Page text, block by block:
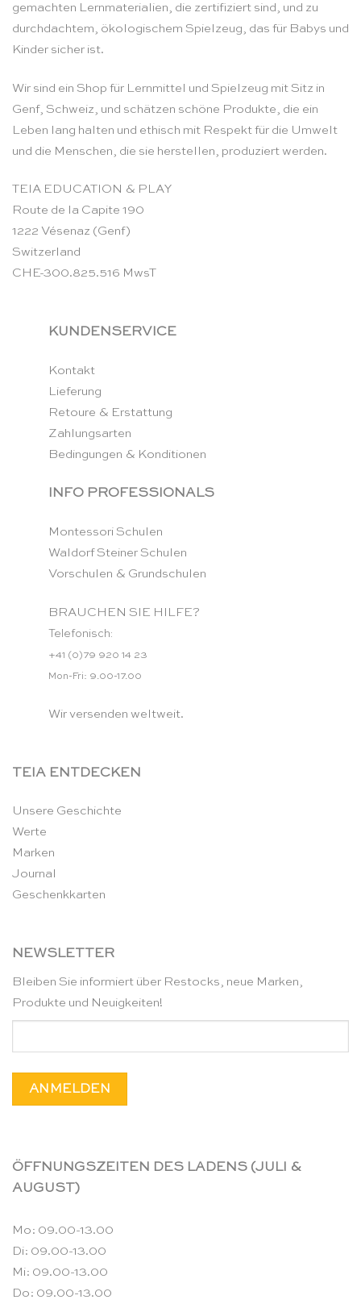
gemachten Lernmaterialien, die zertifiziert sind, und zu
durchdachtem, ökologischem Spielzeug, das für Babys und
Kinder sicher ist.
Wir sind ein Shop für Lernmittel und Spielzeug mit Sitz in
Genf, Schweiz, und schätzen schöne Produkte, die ein
Leben lang halten und ethisch mit Respekt für die Umwelt
und die Menschen, die sie herstellen, produziert werden.
TEIA EDUCATION & PLAY
Route de la Capite 190
1222 Vésenaz (Genf)
Switzerland
CHE-300.825.516 MwsT
KUNDENSERVICE
Kontakt
Lieferung
Retoure & Erstattung
Zahlungsarten
Bedingungen & Konditionen
INFO PROFESSIONALS
Montessori Schulen
Waldorf Steiner Schulen
Vorschulen & Grundschulen
BRAUCHEN SIE HILFE?
Telefonisch:
+41 (0)79 920 14 23
Mon-Fri: 9.00-17.00
Wir versenden weltweit.
TEIA ENTDECKEN
Unsere Geschichte
Werte
Marken
Journal
Geschenkkarten
NEWSLETTER
Bleiben Sie informiert über Restocks, neue Marken,
Produkte und Neuigkeiten!
ÖFFNUNGSZEITEN DES LADENS (JULI &
AUGUST)
Mo: 09.00-13.00
Di: 09.00-13.00
Mi: 09.00-13.00
Do: 09.00-13.00